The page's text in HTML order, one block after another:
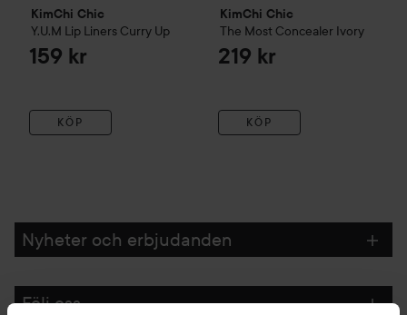
KimChi Chic
Y.U.M Lip Liners Curry Up
159 kr
KÖP
KimChi Chic
The Most Concealer Ivory
219 kr
KÖP
Nyheter och erbjudanden
Följ oss